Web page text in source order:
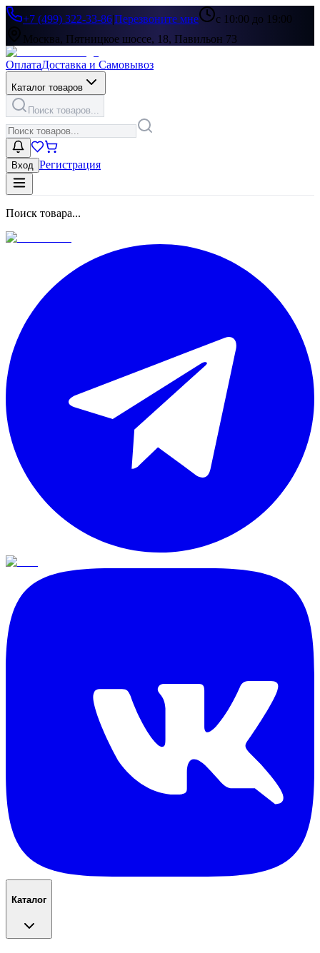
+7 (499) 322-33-86|Перезвоните мне
с 10:00 до 19:00
Москва, Пятницкое шоссе, 18, Павильон 73
ОплатаДоставка и Самовывоз
Каталог товаров
Поиск товаров...
Вход Регистрация
Поиск товара...
Каталог